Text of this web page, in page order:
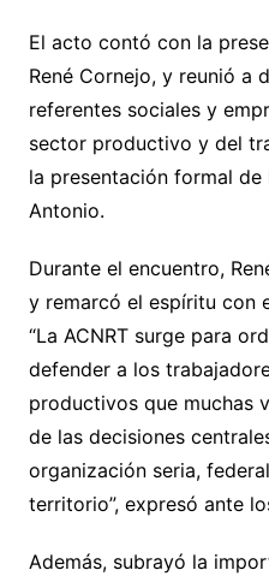
El acto contó con la
René Cornejo, y reunió a
referentes sociales y
sector productivo y del
la presentación formal
Antonio.
Durante el encuentro,
y remarcó el espíritu con
“La ACNRT surge para
defender a los
productivos que muchas
de las decisiones
organización seria,
territorio”, expresó ante
Además, subrayó la